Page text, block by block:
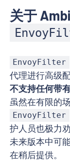
关于
EnvoyFilter
代理进行高级
不支持任何带
虽然在有限的
EnvoyFilter
护人员也极力
未来版本中可
在稍后提供。